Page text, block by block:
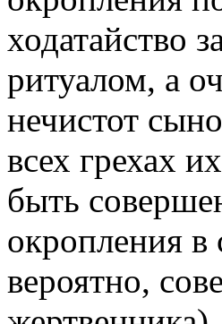
ходатайство
ритуалом, а
нечистот
всех грехах
быть
окропления в
вероятно,